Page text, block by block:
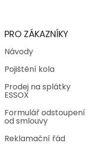
PRO ZÁKAZNÍKY
Návody
Pojištění kola
Prodej na splátky
ESSOX
Formulář odstoupení
od smlouvy
Reklamační řád